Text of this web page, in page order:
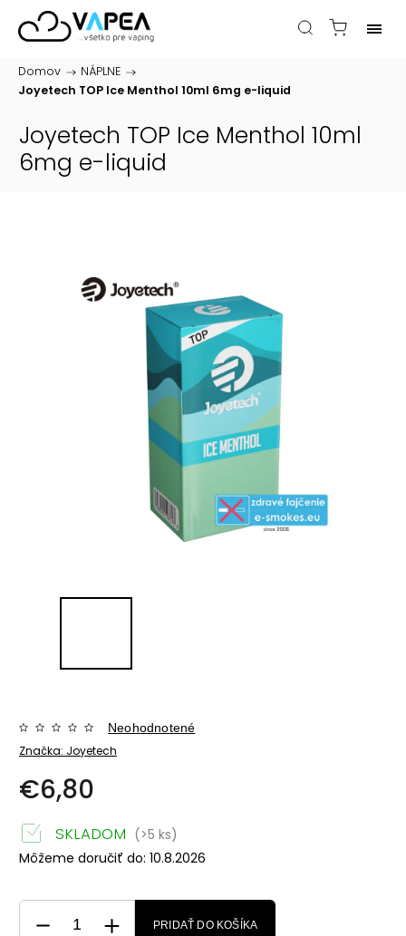
Domov / NÁPLNE /
Joyetech TOP Ice Menthol 10ml 6mg e-liquid
Joyetech TOP Ice Menthol 10ml
6mg e-liquid
Značka: Joyetech
Neohodnotené
€6,80
SKLADOM (>5 ks)
Môžeme doručiť do: 10.8.2026
PRIDAŤ DO KOŠÍKA